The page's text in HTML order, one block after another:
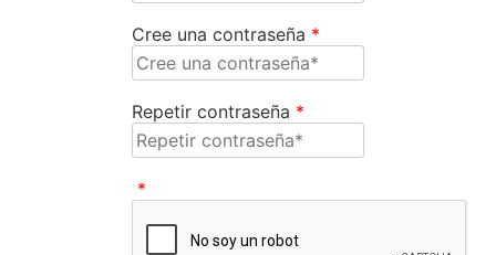
Cree una contraseña *
Repetir contraseña *
*